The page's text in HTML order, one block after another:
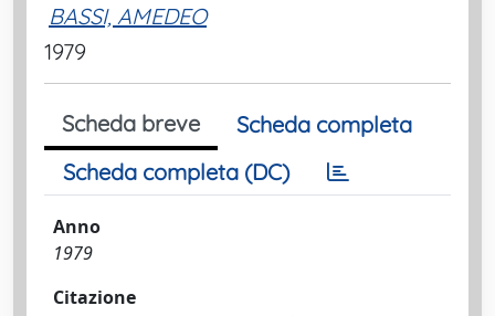
BASSI, AMEDEO
1979
Scheda breve
Scheda completa
Scheda completa (DC)
Anno
1979
Citazione